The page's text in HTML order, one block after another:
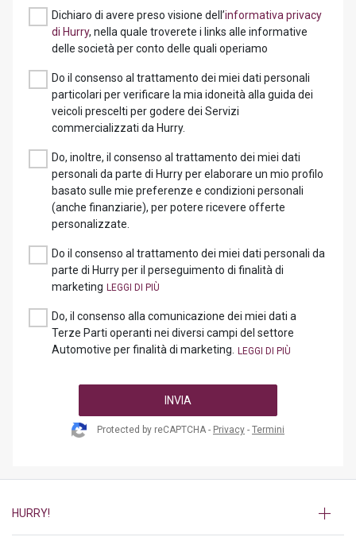
Dichiaro di avere preso visione dell’informativa privacy
di Hurry, nella quale troverete i links alle informative
delle società per conto delle quali operiamo
Do il consenso al trattamento dei miei dati personali
particolari per verificare la mia idoneità alla guida dei
veicoli prescelti per godere dei Servizi
commercializzati da Hurry.
Do, inoltre, il consenso al trattamento dei miei dati
personali da parte di Hurry per elaborare un mio profilo
basato sulle mie preferenze e condizioni personali
(anche finanziarie), per potere ricevere offerte
personalizzate.
Do il consenso al trattamento dei miei dati personali da
parte di Hurry per il perseguimento di finalità di
marketing
Do, il consenso alla comunicazione dei miei dati a
Terze Parti operanti nei diversi campi del settore
Automotive per finalità di marketing.
INVIA
Protected by reCAPTCHA - Privacy - Termini
HURRY!